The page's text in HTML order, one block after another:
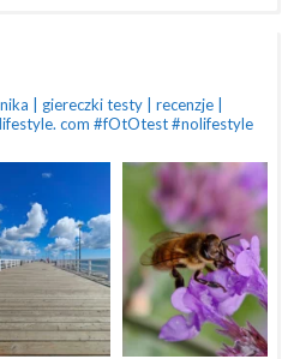
| giereczkitesty | recenzje |
com #fOtOtest #nolifestyle